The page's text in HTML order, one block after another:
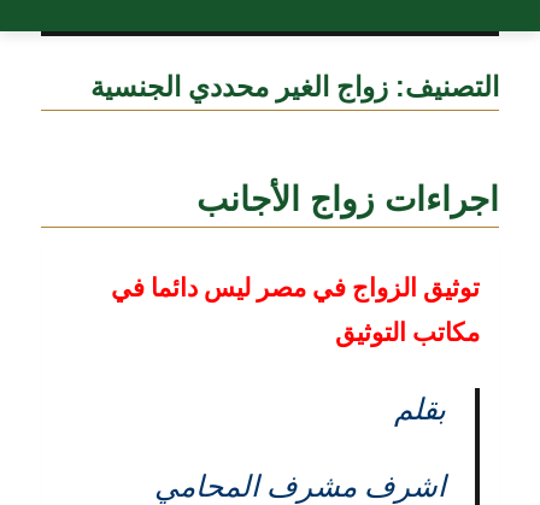
التصنيف:زواج الغير محددي الجنسية
اجراءات زواج الأجانب
توثيق الزواج في مصر ليس دائما في
مكاتب التوثيق
بقلم
اشرف مشرف المحامي